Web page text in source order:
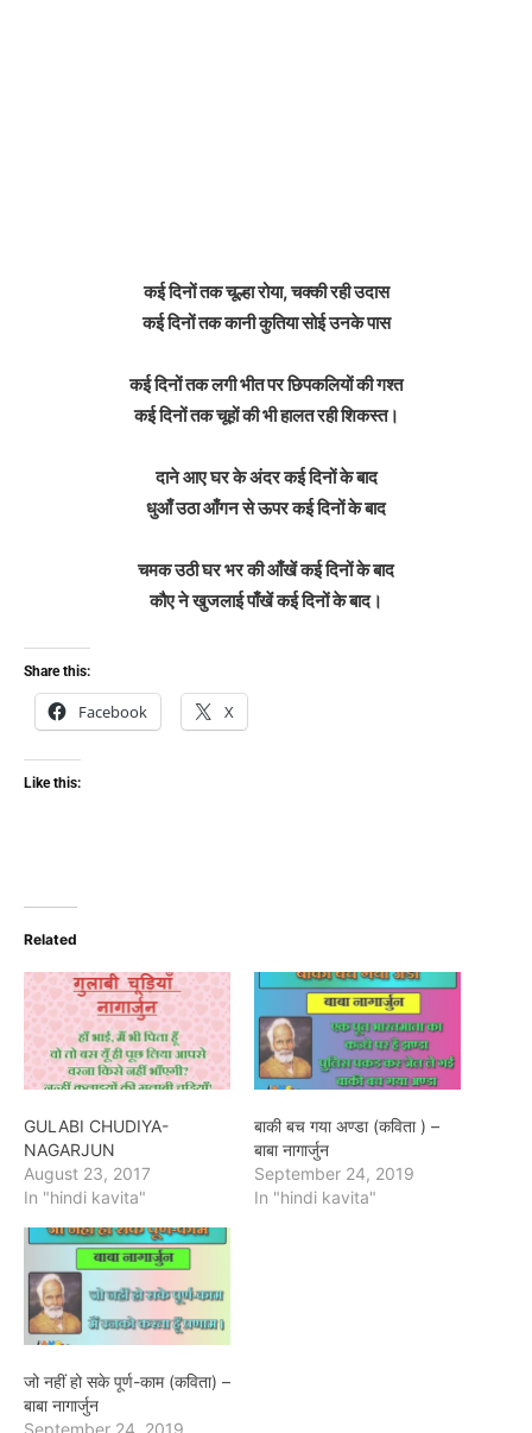
कई दिनों तक चूल्हा रोया, चक्की रही उदास
कई दिनों तक कानी कुतिया सोई उनके पास
कई दिनों तक लगी भीत पर छिपकलियों की गश्त
कई दिनों तक चूहों की भी हालत रही शिकस्त।
दाने आए घर के अंदर कई दिनों के बाद
धुआँ उठा आँगन से ऊपर कई दिनों के बाद
चमक उठी घर भर की आँखें कई दिनों के बाद
कौए ने खुजलाई पाँखें कई दिनों के बाद।
Share this:
Facebook X
Like this:
Related
GULABI CHUDIYA-
NAGARJUN
August 23, 2017
In "hindi kavita"
बाकी बच गया अण्डा (कविता ) –
बाबा नागार्जुन
September 24, 2019
In "hindi kavita"
जो नहीं हो सके पूर्ण-काम (कविता) –
बाबा नागार्जुन